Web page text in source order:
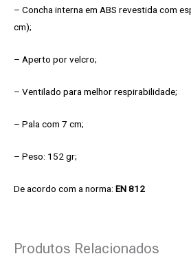
– Concha interna em ABS revestida com
cm);
– Aperto por velcro;
– Ventilado para melhor respirabilidade;
– Pala com 7 cm;
– Peso: 152 gr;
De acordo com a norma: EN 812
Produtos Relacionados